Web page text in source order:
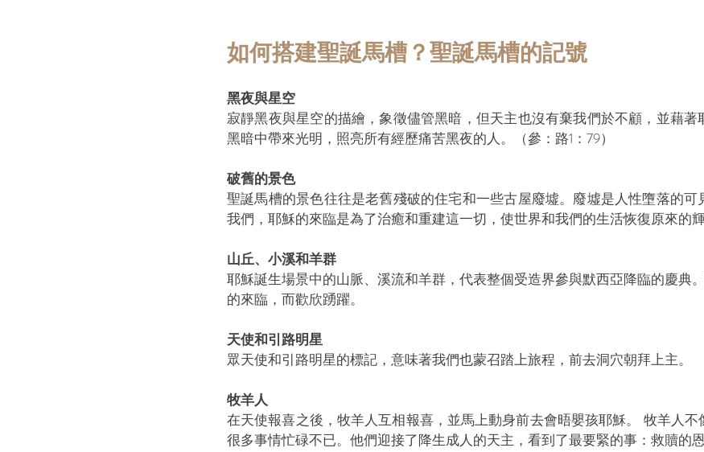
如何搭建聖誕馬槽？聖誕馬槽的記號
黑夜與星空
寂靜黑夜與星空的描繪，象徵儘管黑暗，但天主也沒有棄我們於不顧，並藉著
黑暗中帶來光明，照亮所有經歷痛苦黑夜的人。（參：路1：79）
破舊的景色
聖誕馬槽的景色往往是老舊殘破的住宅和一些古屋廢墟。廢墟是人性墮落的可
我們，耶穌的來臨是為了治癒和重建這一切，使世界和我們的生活恢復原來的輝
山丘、小溪和羊群
耶穌誕生場景中的山脈、溪流和羊群，代表整個受造界參與默西亞降臨的慶典
的來臨，而歡欣踴躍。
天使和引路明星
眾天使和引路明星的標記，意味著我們也蒙召踏上旅程，前去洞穴朝拜上主。
牧羊人
在天使報喜之後，牧羊人互相報喜，並馬上動身前去會晤嬰孩耶穌。 牧羊人不
很多事情忙碌不已。他們迎接了降生成人的天主，看到了最要緊的事：救贖的恩